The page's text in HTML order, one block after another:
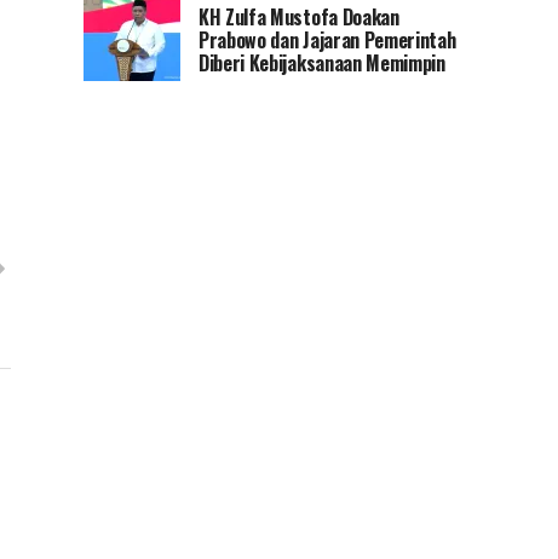
KH Zulfa Mustofa Doakan
Prabowo dan Jajaran Pemerintah
Diberi Kebijaksanaan Memimpin